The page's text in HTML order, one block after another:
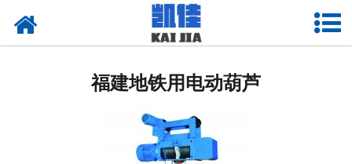
网站首页
- 福建墙壁式悬臂吊
福建地铁用电动葫芦